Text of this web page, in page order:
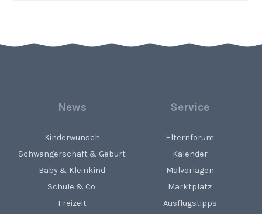
News
Kinderwunsch
Schwangerschaft & Geburt
Baby & Kleinkind
Schule & Co.
Freizeit
Service
Elternforum
Kalender
Malvorlagen
Marktplatz
Ausflugstipps